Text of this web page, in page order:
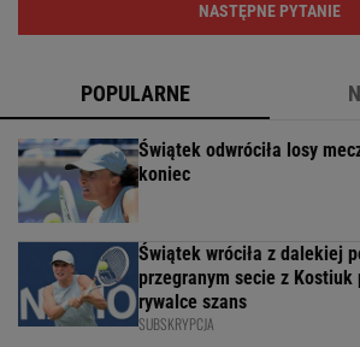
NASTĘPNE PYTANIE
POPULARNE
Świątek odwróciła losy
koniec
Świątek wróciła z dalekiej
przegranym secie z Kostiuk
rywalce szans
SUBSKRYPCJA